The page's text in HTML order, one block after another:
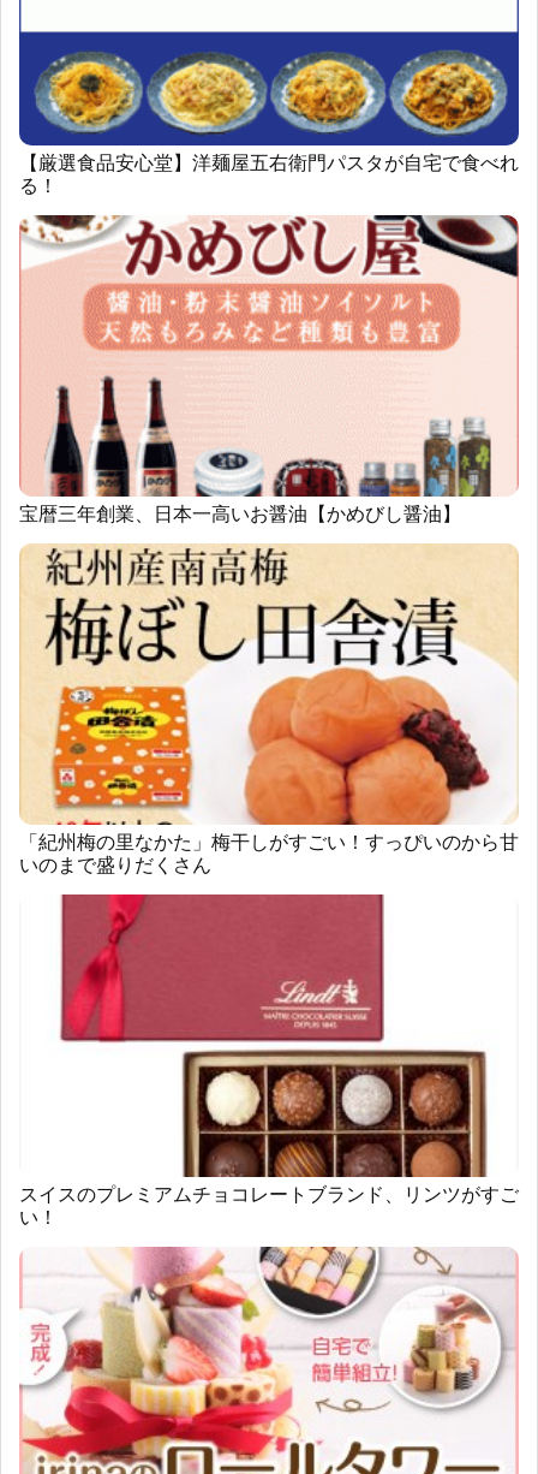
【厳選食品安心堂】洋麺屋五右衛門パスタが自宅で食べれ
る！
宝暦三年創業、日本一高いお醤油【かめびし醤油】
「紀州梅の里なかた」梅干しがすごい！すっぴいのから甘
いのまで盛りだくさん
スイスのプレミアムチョコレートブランド、リンツがすご
い！